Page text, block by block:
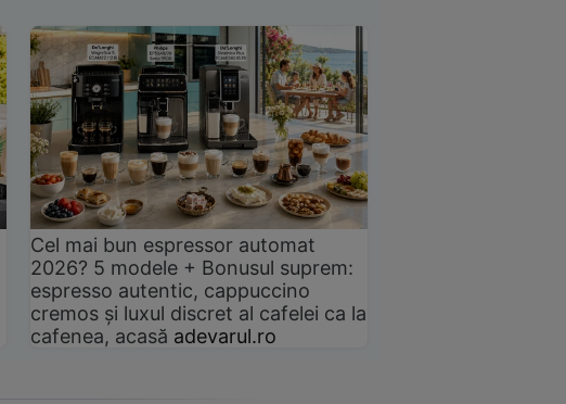
Cel mai bun espressor automat
2026? 5 modele + Bonusul suprem:
espresso autentic, cappuccino
cremos și luxul discret al cafelei ca la
cafenea, acasă adevarul.ro